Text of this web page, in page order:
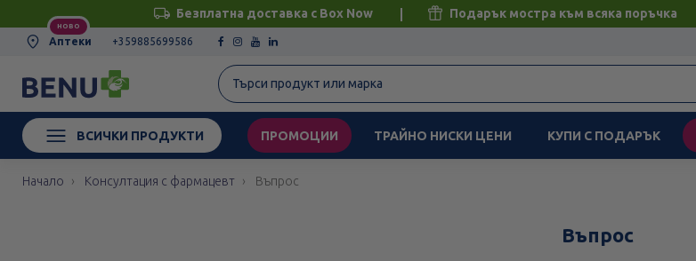
Безплатна доставка с Box Now Подарък мостра към всяка поръчка
НОВО
Аптеки +359885699586
ВСИЧКИ ПРОДУКТИ ПРОМОЦИИ ТРАЙНО НИСКИ ЦЕНИ КУПИ С ПОДАРЪК
Начало Консултация с фармацевт Въпрос
Въпрос